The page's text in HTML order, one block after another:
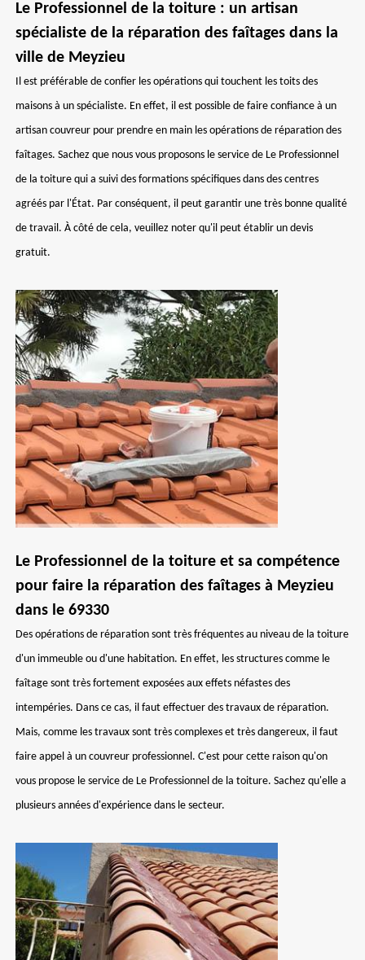
Le Professionnel de la toiture : un artisan
spécialiste de la réparation des faîtages dans la
ville de Meyzieu
Il est préférable de confier les opérations qui touchent les toits des
maisons à un spécialiste. En effet, il est possible de faire confiance à un
artisan couvreur pour prendre en main les opérations de réparation des
faîtages. Sachez que nous vous proposons le service de Le Professionnel
de la toiture qui a suivi des formations spécifiques dans des centres
agréés par l'État. Par conséquent, il peut garantir une très bonne qualité
de travail. À côté de cela, veuillez noter qu'il peut établir un devis
gratuit.
Le Professionnel de la toiture et sa compétence
pour faire la réparation des faîtages à Meyzieu
dans le 69330
Des opérations de réparation sont très fréquentes au niveau de la toiture
d'un immeuble ou d'une habitation. En effet, les structures comme le
faîtage sont très fortement exposées aux effets néfastes des
intempéries. Dans ce cas, il faut effectuer des travaux de réparation.
Mais, comme les travaux sont très complexes et très dangereux, il faut
faire appel à un couvreur professionnel. C'est pour cette raison qu'on
vous propose le service de Le Professionnel de la toiture. Sachez qu'elle a
plusieurs années d'expérience dans le secteur.